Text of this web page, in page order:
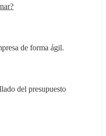
de forma ágil.
del presupuesto